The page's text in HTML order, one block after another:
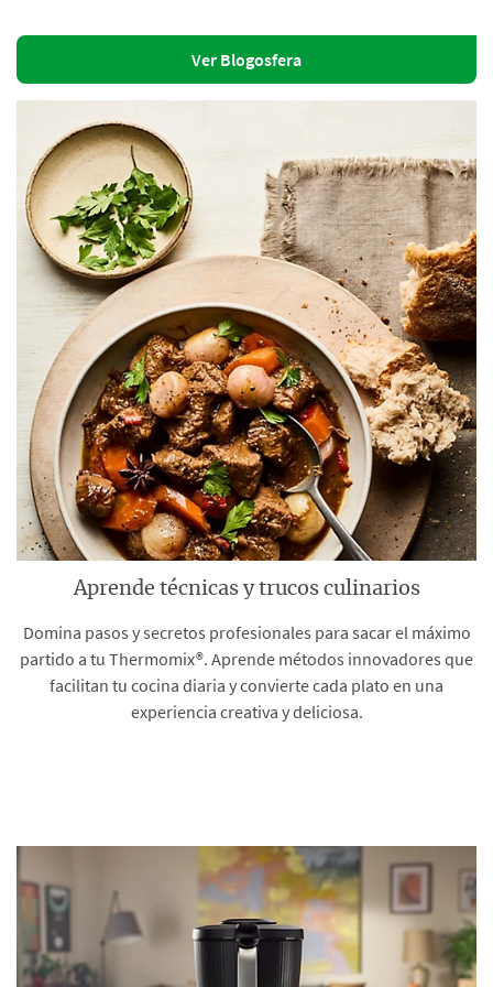
Ver Blogosfera
Aprende técnicas y trucos culinarios
Domina pasos y secretos profesionales para sacar el máximo
partido a tu Thermomix®. Aprende métodos innovadores que
facilitan tu cocina diaria y convierte cada plato en una
experiencia creativa y deliciosa.